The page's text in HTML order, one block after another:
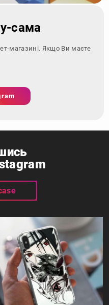
сама
магазині. Якщо Ви маєте